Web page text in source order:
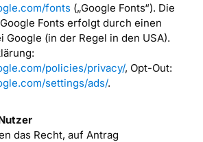
fonts(„Google Fonts“). Die
Fonts erfolgt durch einen
Google (in der Regel in den USA).
policies/privacy/, Opt-Out:
settings/ads/.
das Recht, auf Antrag